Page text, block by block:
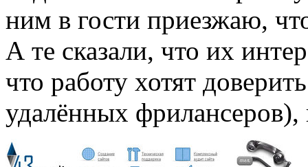
ним в гости приезжаю,
А те сказали, что их
что работу хотят
удалённых фрилансеров),